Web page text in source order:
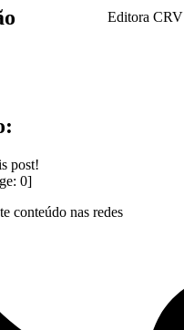
Editora CRV
post!
0]
conteúdo nas redes